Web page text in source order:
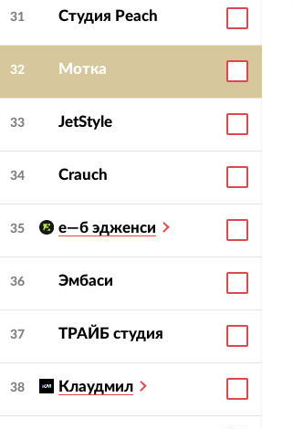
31 Студия Peach
32 Мотка
33 JetStyle
34 Crauch
35 е—б эдженси
36 Эмбаси
37 ТРАЙБ студия
38 Клаудмил